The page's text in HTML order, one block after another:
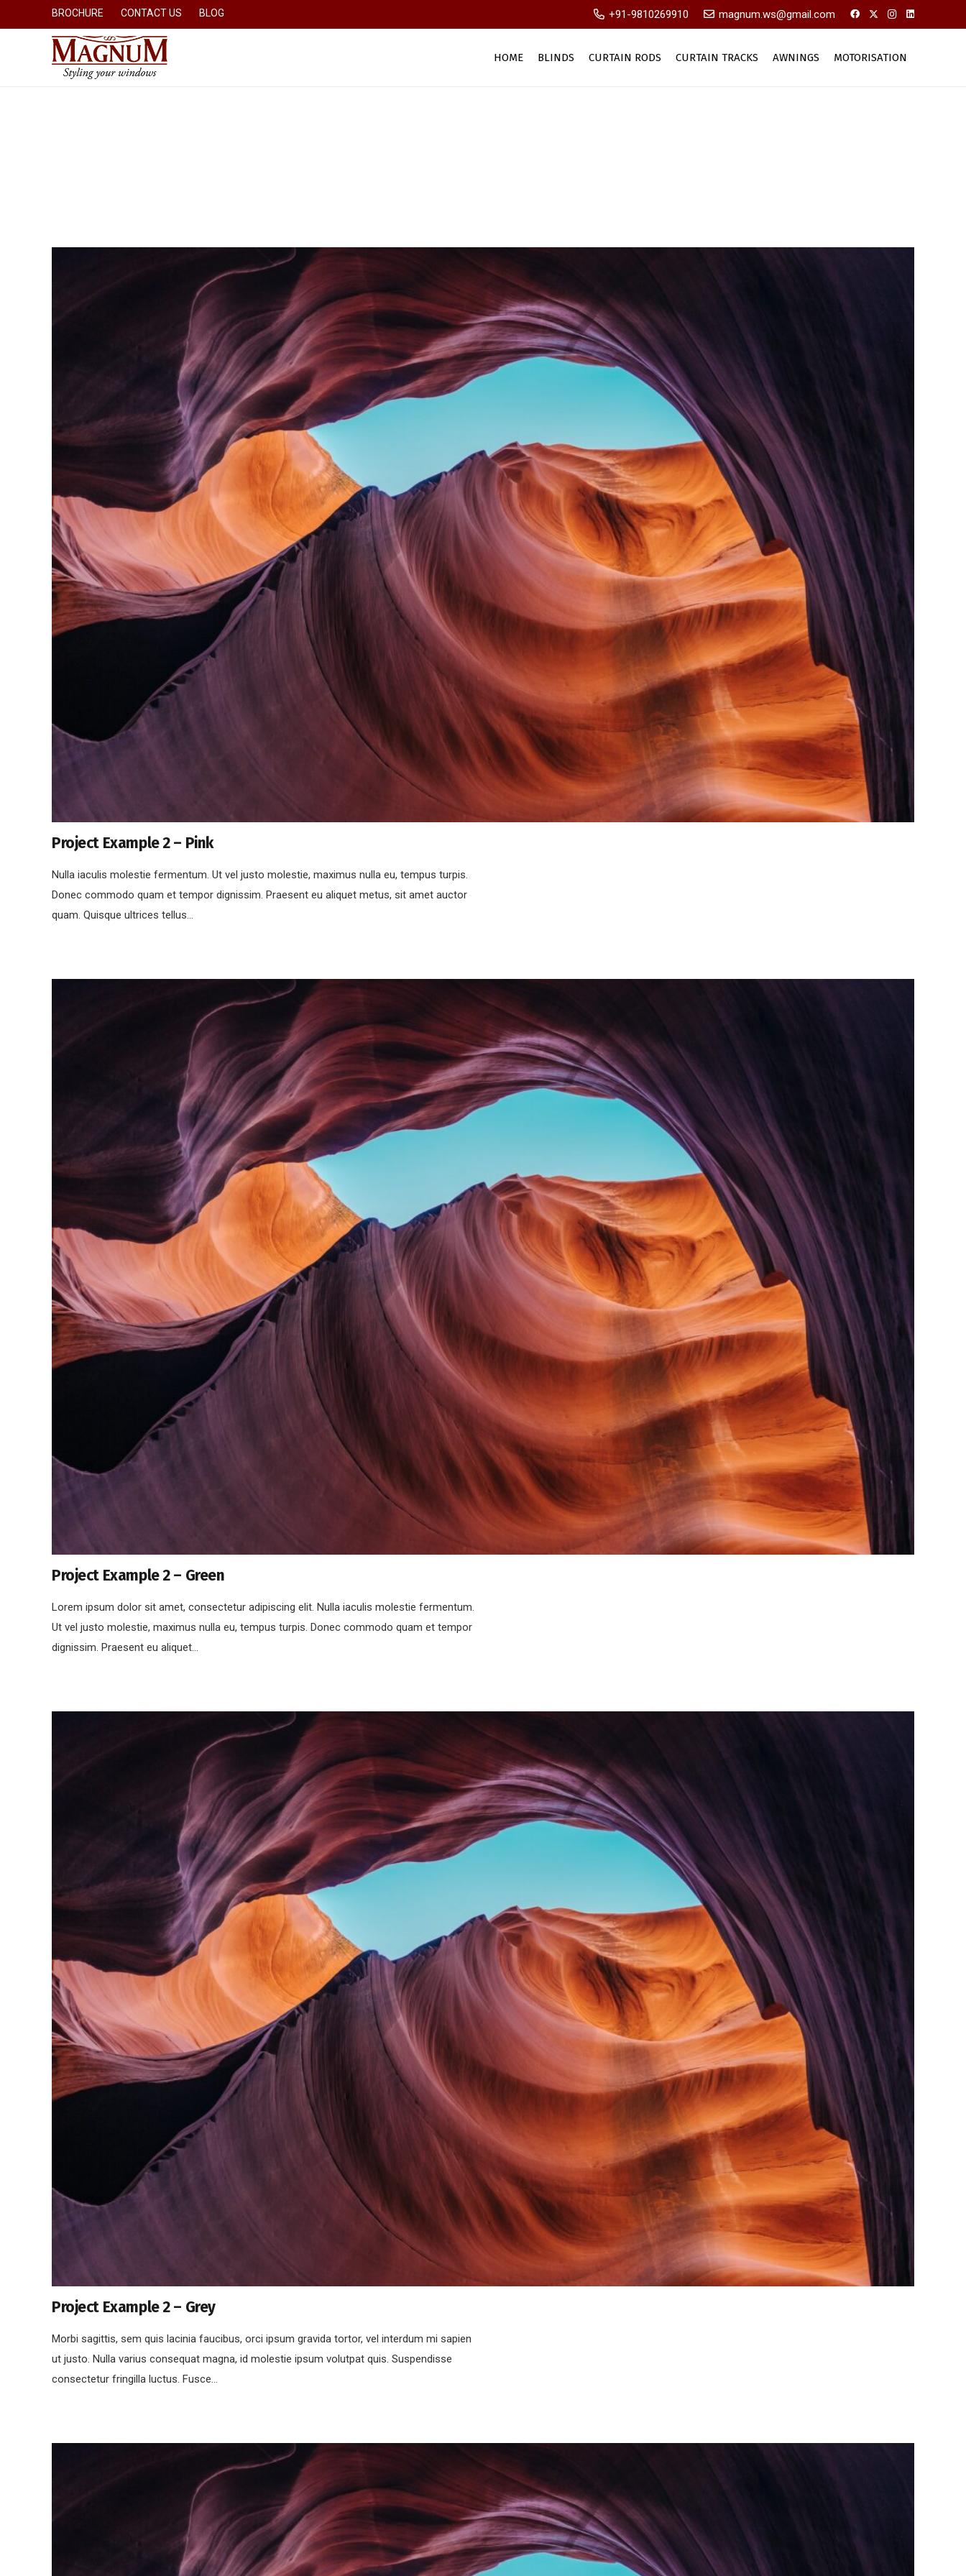
BROCHURE CONTACT US BLOG +91-9810269910 magnum.ws@gmail.com
HOME BLINDS CURTAIN RODS CURTAIN TRACKS AWNINGS MOTORISATION
Project Example 2 – Pink
Nulla iaculis molestie fermentum. Ut vel justo molestie, maximus nulla eu, tempus turpis.
Donec commodo quam et tempor dignissim. Praesent eu aliquet metus, sit amet auctor
quam. Quisque ultrices tellus…
Project Example 2 – Green
Lorem ipsum dolor sit amet, consectetur adipiscing elit. Nulla iaculis molestie fermentum.
Ut vel justo molestie, maximus nulla eu, tempus turpis. Donec commodo quam et tempor
dignissim. Praesent eu aliquet…
Project Example 2 – Grey
Morbi sagittis, sem quis lacinia faucibus, orci ipsum gravida tortor, vel interdum mi sapien
ut justo. Nulla varius consequat magna, id molestie ipsum volutpat quis. Suspendisse
consectetur fringilla luctus. Fusce…